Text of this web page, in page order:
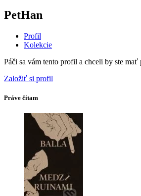
PetHan
Profil
Kolekcie
Páči sa vám tento profil a chceli by ste mať
Založiť si profil
Práve čítam